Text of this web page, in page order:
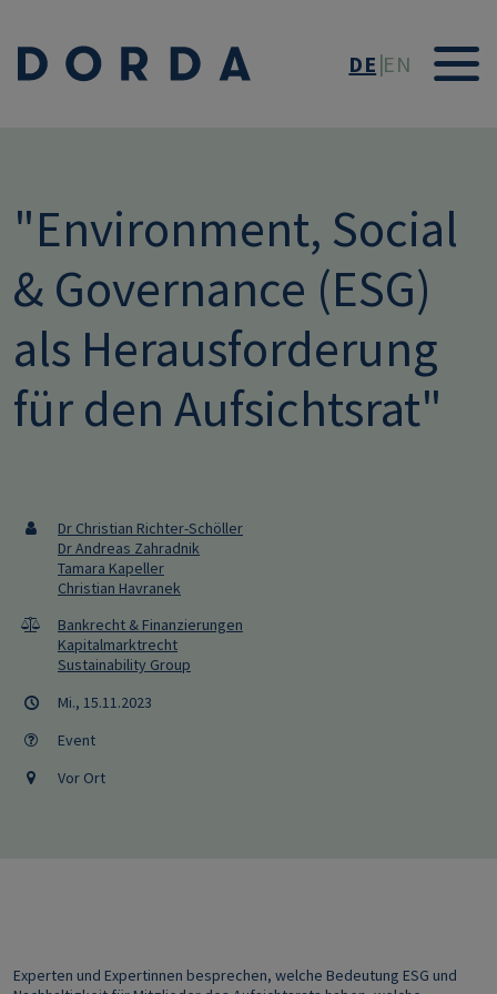
DE EN
"Environment, Social
& Governance (ESG)
als Herausforderung
für den Aufsichtsrat"
Dr Christian Richter-Schöller
Dr Andreas Zahradnik
Tamara Kapeller
Christian Havranek
Bankrecht & Finanzierungen
Kapitalmarktrecht
Sustainability Group
Mi., 15.11.2023
Event
Vor Ort
Experten und Expertinnen besprechen, welche Bedeutung ESG und